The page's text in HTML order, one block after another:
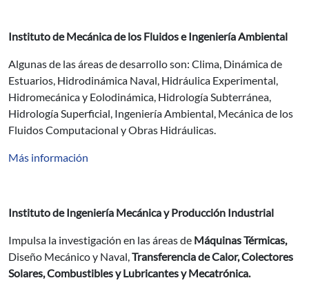
Instituto de Mecánica de los Fluidos e Ingeniería Ambiental
Algunas de las áreas de desarrollo son: Clima, Dinámica de
Estuarios, Hidrodinámica Naval, Hidráulica Experimental,
Hidromecánica y Eolodinámica, Hidrología Subterránea,
Hidrología Superficial, Ingeniería Ambiental, Mecánica de los
Fluidos Computacional y Obras Hidráulicas.
Más información
Instituto de Ingeniería Mecánica y Producción Industrial
Impulsa la investigación en las áreas de Máquinas Térmicas,
Diseño Mecánico y Naval,Transferencia de Calor, Colectores
Solares, Combustibles y Lubricantes y Mecatrónica.